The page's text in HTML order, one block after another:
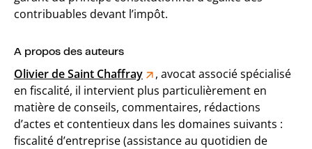
contribuables devant l’impôt.
A propos des auteurs
Olivier de Saint Chaffray
, avocat associé spécialisé
en fiscalité, il intervient plus particulièrement en
matière de conseils, commentaires, rédactions
d’actes et contentieux dans les domaines suivants :
fiscalité d’entreprise (assistance au quotidien de